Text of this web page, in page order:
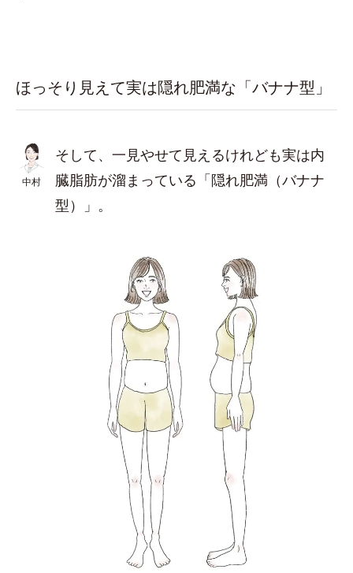
ほっそり見えて実は隠れ肥満な「バナナ型」
中村
そして、一見やせて見えるけれども実は内
臓脂肪が溜まっている「隠れ肥満（バナナ
型）」。